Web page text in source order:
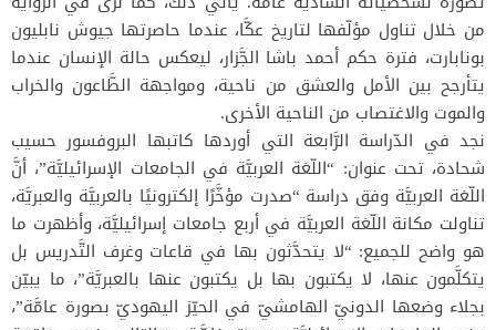
من خلال تناول مؤلّفها لتاريخ عكَّا، عندما حاصرتها جيوش نابليون
بونابارت، فترة حكم أحمد باشا الجَّزار، ليعكس حالة الإنسان عندما
يتأرجح بين الأمل والعشق من ناحية، ومواجهة الطَّاعون والخراب
والموت والاغتصاب من الناحية الأخرى.
نجد في الدّراسة الرَّابعة التي أوردها كاتبها البروفسور حسيب
شحادة، تحت عنوان: “اللّغة العربيَّة في الجامعات الإسرائيليَّة”، أنَّ
اللّغة العربيَّة وفق دراسة “صدرت مؤخَّرًا إلكترونيًا بالعربيَّة والعبريَّة،
تناولت مكانة اللّغة العربيَّة في أربع جامعات إسرائيليَّة، وأظهرت ما
هو واضح للجميع: “لا يتحدَّثون بها في قاعات وغرف التَّدريس بل
يتكلَّمون عنها، لا يكتبون بها بل يكتبون عنها بالعبريَّة”، ما يبيّن
بجلاء وضعها الدونيّ الهامشيّ في الحيّز اليهوديّ بصورة عامَّة”،